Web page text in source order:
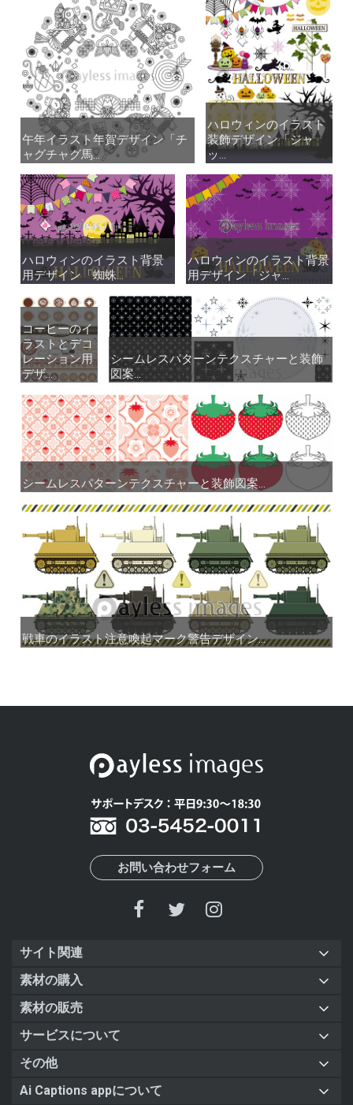
午年イラスト年賀デザイン「チ
ャグチャグ馬...
午年イラスト年賀デザイン「チ
ャグチャグ馬...
ハロウィンのイラスト
装飾デザイン「ジャ
ッ...
ハロウィンのイラスト
装飾デザイン「ジャ
ッ...
ハロウィンのイラスト背景
用デザイン「蜘蛛...
ハロウィンのイラスト背景
用デザイン「蜘蛛...
ハロウィンのイラスト背景
用デザイン「ジャ...
ハロウィンのイラスト背景
用デザイン「ジャ...
コーヒーのイ
ラストとデコ
レーション用
デザ...
コーヒーのイ
ラストとデコ
レーション用
デザ...
シームレスパターンテクスチャーと装飾
図案...
シームレスパターンテクスチャーと装飾
図案...
シームレスパターンテクスチャーと装飾図案...
シームレスパターンテクスチャーと装飾図案...
戦車のイラスト注意喚起マーク警告デザイン...
戦車のイラスト注意喚起マーク警告デザイン...
お問い合わせフォーム
サイト関連
素材の購入
素材の販売
サービスについて
その他
Ai Captions appについて